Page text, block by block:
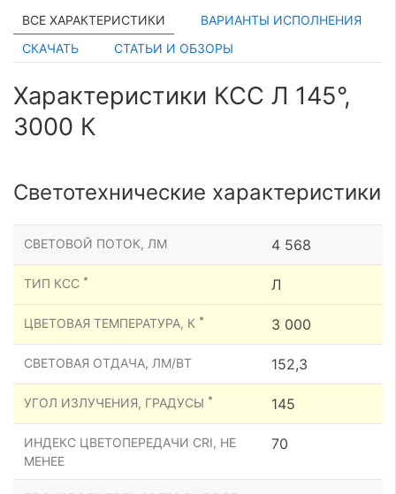
ВСЕ ХАРАКТЕРИСТИКИ
ВАРИАНТЫ ИСПОЛНЕНИЯ
СКАЧАТЬ
СТАТЬИ И ОБЗОРЫ
Характеристики КСС Л 145°,
3000 К
Светотехнические характеристики
СВЕТОВОЙ ПОТОК, ЛМ 4 568
ТИП КСС * Л
ЦВЕТОВАЯ ТЕМПЕРАТУРА, К * 3 000
СВЕТОВАЯ ОТДАЧА, ЛМ/ВТ 152,3
УГОЛ ИЗЛУЧЕНИЯ, ГРАДУСЫ * 145
ИНДЕКС ЦВЕТОПЕРЕДАЧИ CRI, НЕ
МЕНЕЕ
70